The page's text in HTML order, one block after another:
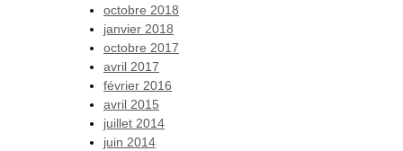
octobre 2018
janvier 2018
octobre 2017
avril 2017
février 2016
avril 2015
juillet 2014
juin 2014